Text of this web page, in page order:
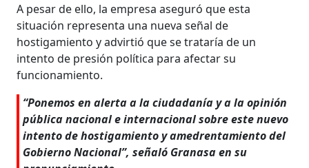
A pesar de ello, la empresa aseguró que esta
situación representa una nueva señal de
hostigamiento y advirtió que se trataría de un
intento de presión política para afectar su
funcionamiento.
“Ponemos en alerta a la ciudadanía y a la opinión
pública nacional e internacional sobre este nuevo
intento de hostigamiento y amedrentamiento del
Gobierno Nacional”, señaló Granasa en su